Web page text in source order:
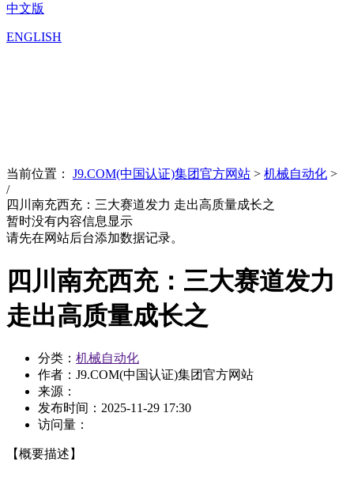
中文版
ENGLISH
当前位置： J9.COM(中国认证)集团官方网站 > 机械自动化 >
/
四川南充西充：三大赛道发力 走出高质量成长之
暂时没有内容信息显示
请先在网站后台添加数据记录。
四川南充西充：三大赛道发力
走出高质量成长之
分类： 机械自动化
作者：J9.COM(中国认证)集团官方网站
来源：
发布时间： 2025-11-29 17:30
访问量：
【概要描述】